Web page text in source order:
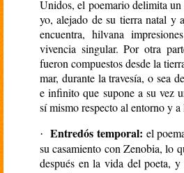
Unidos, el poemario delimita
yo, alejado de su tierra natal y
encuentra, hilvana
vivencia singular. Por otra
fueron compuestos desde la
mar, durante la travesía, o sea
e infinito que supone a su vez
sí mismo respecto al entorno y a
· Entredós temporal: el
su casamiento con Zenobia, lo
después en la vida del poeta,